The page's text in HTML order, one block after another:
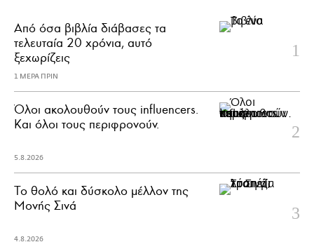
Από όσα βιβλία διάβασες τα
τελευταία 20 χρόνια, αυτό
ξεχωρίζεις
1 ΜΕΡΑ ΠΡΙΝ
Όλοι ακολουθούν τους influencers.
Και όλοι τους περιφρονούν.
5.8.2026
Το θολό και δύσκολο μέλλον της
Μονής Σινά
4.8.2026